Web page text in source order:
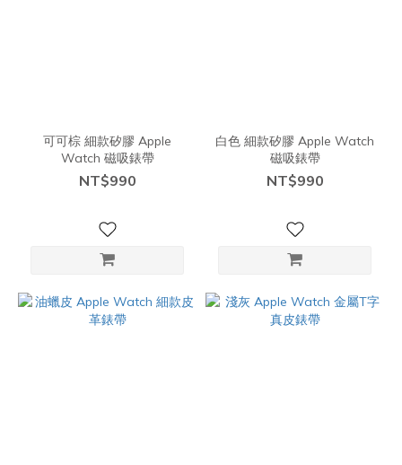
可可棕 細款矽膠 Apple
Watch 磁吸錶帶
NT$990
白色 細款矽膠 Apple Watch
磁吸錶帶
NT$990